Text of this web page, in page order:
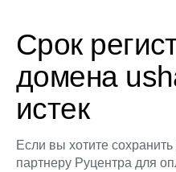
Срок
домена
истек
Если вы хотите
партнеру Руцентра для